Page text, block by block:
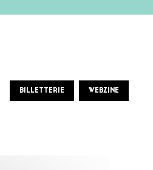
BILLETTERIE WEBZINE